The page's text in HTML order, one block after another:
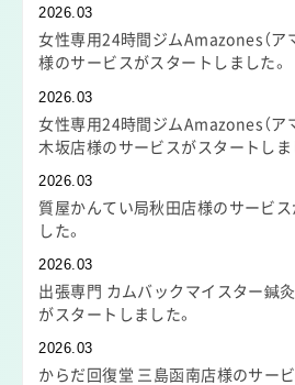
2026.03
女性専用24時間ジムAmazones（ア
様のサービスがスタートしました。
2026.03
女性専用24時間ジムAmazones（ア
木坂店様のサービスがスタートしま
2026.03
質屋かんてい局秋田店様のサービ
した。
2026.03
出張専門 カムバックマイスター鍼
がスタートしました。
2026.03
からだ回復堂 三島函南店様のサー